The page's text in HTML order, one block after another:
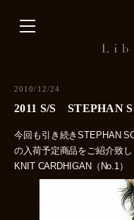
プ
2010/12/24
2011 S/S STEPHAN
今回も引き続きSTEPHAN
の入荷予定商品をご紹介致し
KNIT CARDHIGAN（No.1）